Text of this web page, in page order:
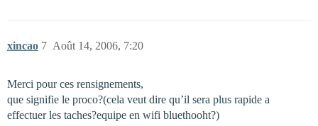
xincao Août 14, 2006, 7:20
7
Merci pour ces rensignements,
que signifie le proco?(cela veut dire qu’il sera plus rapide a
effectuer les taches?equipe en wifi bluethooht?)